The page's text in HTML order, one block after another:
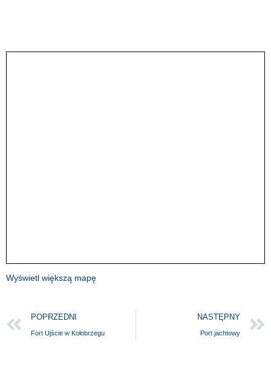
Wyświetl większą mapę
POPRZEDNI
Fort Ujście w Kołobrzegu
NASTĘPNY
Port jachtowy